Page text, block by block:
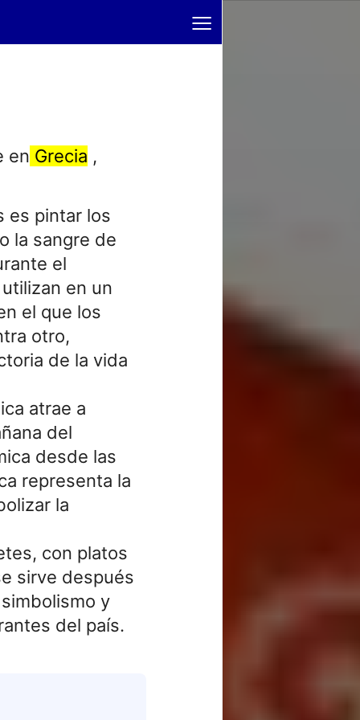
≡
en Grecia ,
es pintar los
la sangre de
el
en un
el que los
otro,
de la vida
atrae a
del
desde las
representa la
la
con platos
sirve después
y
del país.